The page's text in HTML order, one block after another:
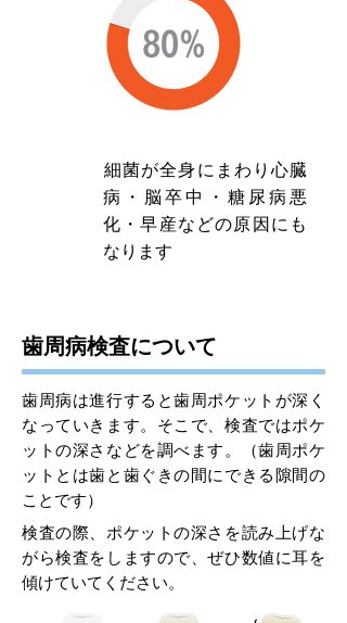
​細菌が全身にまわり心臓
病・脳卒中・糖尿病悪
化・早産などの原因にも
なります
歯周病検査について
歯周病は進行すると歯周ポケットが深く
なっていきます。そこで、検査ではポケ
ットの深さなどを調べます。（歯周ポケ
ットとは歯と歯ぐきの間にできる隙間の
ことです）
検査の際、ポケットの深さを読み上げな
がら検査をしますので、ぜひ数値に耳を
傾けていてください。